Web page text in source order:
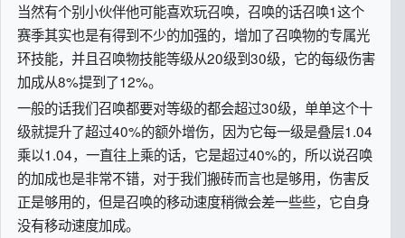
当然有个别小伙伴他可能喜欢玩召唤，召唤的话召唤1这个
赛季其实也是有得到不少的加强的，增加了召唤物的专属光
环技能，并且召唤物技能等级从20级到30级，它的每级伤害
加成从8%提到了12%。
一般的话我们召唤都要对等级的都会超过30级，单单这个十
级就提升了超过40%的额外增伤，因为它每一级是叠层1.04
乘以1.04，一直往上乘的话，它是超过40%的，所以说召唤
的加成也是非常不错，对于我们搬砖而言也是够用，伤害反
正是够用的，但是召唤的移动速度稍微会差一些些，它自身
没有移动速度加成。